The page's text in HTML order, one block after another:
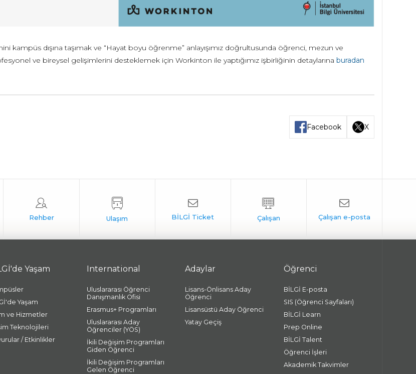
kampüs dışına taşımak ve “Hayat boyu öğrenme” anlayışımız doğrultusunda öğrenci, mezun ve
ve bireysel gelişimlerini desteklemek için Workinton ile yaptığımız işbirliğinin detaylarına buradan
Facebook X
Yaşam
Yaşam
ve Hizmetler
Teknolojileri
/ Etkinlikler
International
Uluslararası Öğrenci
Danışmanlık Ofisi
Erasmus+ Programları
Uluslararası Aday
Öğrenciler (YÖS)
İkili Değişim Programları
Giden Öğrenci
İkili Değişim Programları
Gelen Öğrenci
Adaylar
Lisans-Önlisans Aday
Öğrenci
Lisansüstü Aday Öğrenci
Yatay Geçiş
Öğrenci
BİLGİ E-posta
SIS (Öğrenci Sayfaları)
BİLGİ Learn
Prep Online
BİLGİ Talent
Öğrenci İşleri
Akademik Takvimler